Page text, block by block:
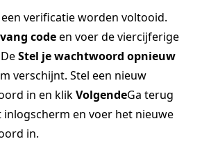
verificatie worden voltooid.
codeen voer de viercijferige
Stel je wachtwoord opnieuw
verschijnt. Stel een nieuw
in en klikVolgendeGa terug
inlogscherm en voer het nieuwe
in.